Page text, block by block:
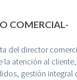
COMERCIAL-
del director
la atención al cliente,
gestión integral